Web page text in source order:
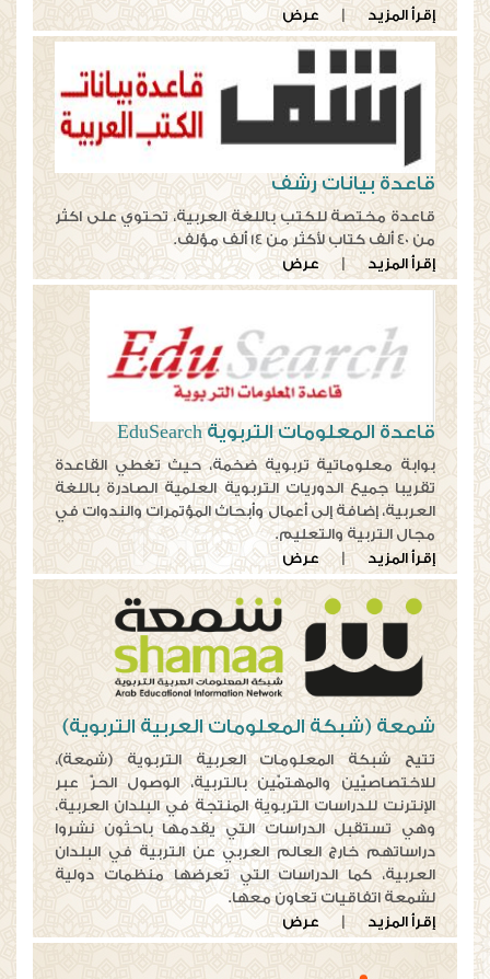
إقرأ المزيد | عرض
قاعدة بيانات رشف
قاعدة مختصة للكتب باللغة العربية، تحتوي على اكثر
من 40 ألف كتاب لأكثر من 14 ألف مؤلف.
إقرأ المزيد |عرض
قاعدة المعلومات التربوية EduSearch
بوابة معلوماتية تربوية ضخمة، حيث تغطي القاعدة
تقريبا جميع الدوريات التربوية العلمية الصادرة باللغة
العربية، إضافة إلى أعمال وأبحاث المؤتمرات والندوات في
مجال التربية والتعليم.
إقرأ المزيد |عرض
شمعة (شبكة المعلومات العربية التربوية)
تتيح شبكة المعلومات العربية التربوية (شمعة)،
للاختصاصيّين والمهتمّين بالتربية، الوصول الحرّ عبر
الإنترنت للدراسات التربوية المنتجة في البلدان العربية،
وهي تستقبل الدراسات التي يقدمها باحثون نشروا
دراساتهم خارج العالم العربي عن التربية في البلدان
العربية، كما الدراسات التي تعرضها منظمات دولية
لشمعة اتفاقيات تعاون معها.
إقرأ المزيد | عرض